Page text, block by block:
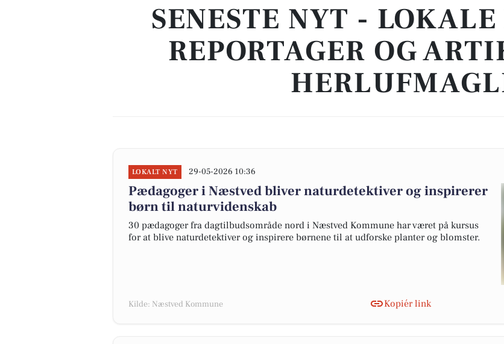
SENESTE NYT -
REPORTAGER OG
LOKALT NYT 29-05-2026 10:36
Pædagoger i Næstved bliver naturdetektiver og inspirerer
børn til naturvidenskab
30 pædagoger fra dagtilbudsområde nord i Næstved Kommune har været på kursus
for at blive naturdetektiver og inspirere børnene til at udforske planter og blomster.
Kilde: Næstved Kommune Kopiér link